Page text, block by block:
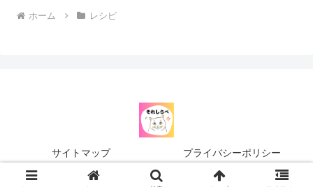
ホーム レシピ
サイトマップ プライバシーポリシー
© 2024 それしらべ.